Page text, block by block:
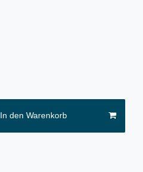
In den Warenkorb